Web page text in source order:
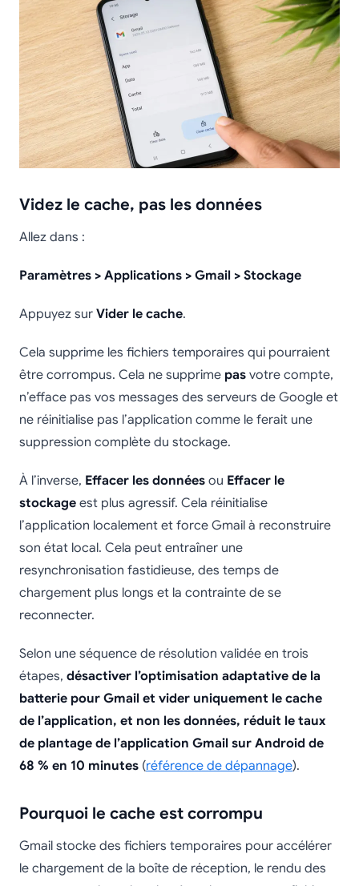
Videz le cache, pas les données
Allez dans :
Paramètres > Applications > Gmail > Stockage
Appuyez sur Vider le cache.
Cela supprime les fichiers temporaires qui pourraient
être corrompus. Cela ne supprime pas votre compte,
n’efface pas vos messages des serveurs de Google et
ne réinitialise pas l’application comme le ferait une
suppression complète du stockage.
À l’inverse, Effacer les données ou Effacer le
stockage est plus agressif. Cela réinitialise
l’application localement et force Gmail à reconstruire
son état local. Cela peut entraîner une
resynchronisation fastidieuse, des temps de
chargement plus longs et la contrainte de se
reconnecter.
Selon une séquence de résolution validée en trois
étapes, désactiver l’optimisation adaptative de la
batterie pour Gmail et vider uniquement le cache
de l’application, et non les données, réduit le taux
de plantage de l’application Gmail sur Android de
68 % en 10 minutes (référence de dépannage).
Pourquoi le cache est corrompu
Gmail stocke des fichiers temporaires pour accélérer
le chargement de la boîte de réception, le rendu des